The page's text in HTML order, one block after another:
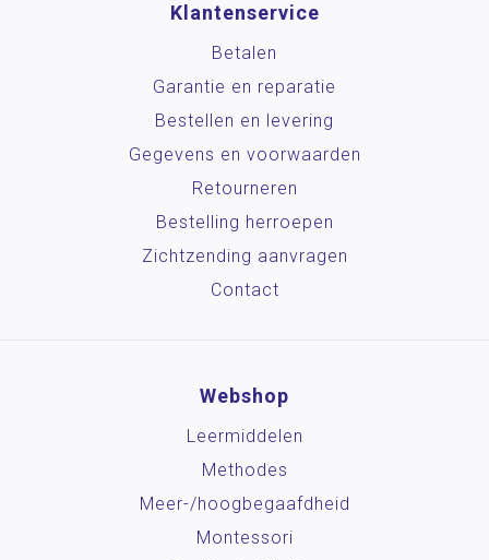
Klantenservice
Betalen
Garantie en reparatie
Bestellen en levering
Gegevens en voorwaarden
Retourneren
Bestelling herroepen
Zichtzending aanvragen
Contact
Webshop
Leermiddelen
Methodes
Meer-/hoog­begaafdheid
Montessori